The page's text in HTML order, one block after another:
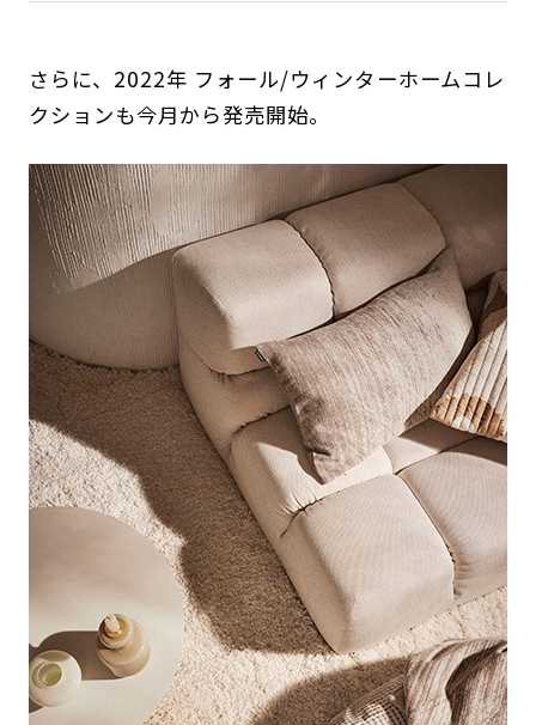
さらに、2022年 フォール/ウィンターホームコレ
クションも今月から発売開始。